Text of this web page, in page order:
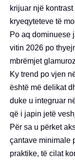
krijuar një
kryeqyteteve të
Po aq dominuese
vitin 2026 po
mbrëmjet
Ky trend po vjen
është më delikat
duke u integruar
që i japin jetë
Për sa u përket
çantave minimale
praktike, të cilat